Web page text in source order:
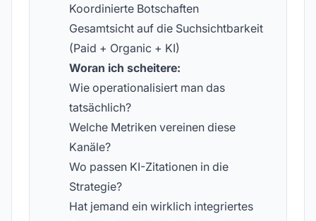
Koordinierte Botschaften
Gesamtsicht auf die Suchsichtbarkeit
(Paid + Organic + KI)
Woran ich scheitere:
Wie operationalisiert man das
tatsächlich?
Welche Metriken vereinen diese
Kanäle?
Wo passen KI-Zitationen in die
Strategie?
Hat jemand ein wirklich integriertes